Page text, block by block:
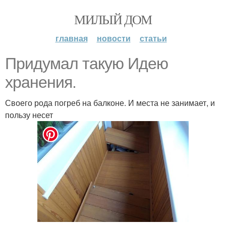
МИЛЫЙ ДОМ
главная новости статьи
Придумал такую Идею
хранения.
Своего рода погреб на балконе. И места не занимает, и
пользу несет